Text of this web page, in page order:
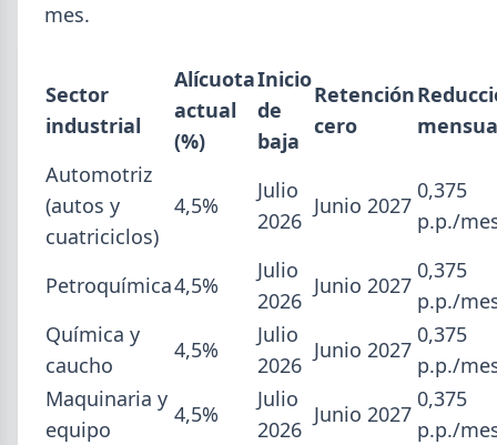
GENERAL 2026-08-03
Perfiles.com.ar abrió su tercera
sucursal en zona norte: llegó a San
Isidro
mes.
Sector
industrial
Alícuota
actual
(%)
Inicio
de
baja
Retención
cero
Automotriz
(autos y
cuatriciclos)
4,5%
Julio
2026
Junio 2027
0,375
p.p./
Petroquímica4,5%
Julio
2026
Junio 2027
0,375
p.p./
Química y
caucho
4,5%
Julio
2026
Junio 2027
0,375
p.p./
Maquinaria y
equipo
4,5%
Julio
2026
Junio 2027
0,375
p.p./